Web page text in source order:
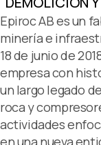
Epiroc AB es un
minería e
18 de junio de
empresa con
un largo legado
roca y
actividades
en una nueva